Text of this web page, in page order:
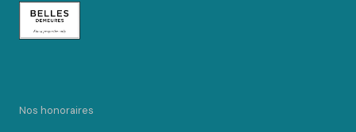
Nos honoraires